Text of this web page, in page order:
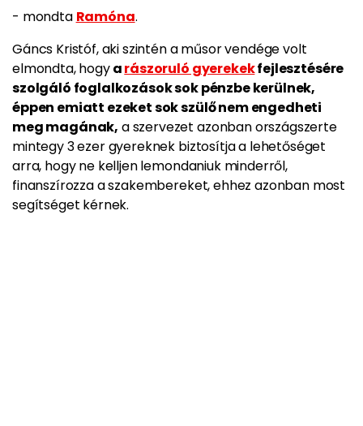
- mondta Ramóna.
Gáncs Kristóf, aki szintén a műsor vendége volt
elmondta, hogyarászoruló gyerekekfejlesztésére
szolgáló foglalkozások sok pénzbe kerülnek,
éppen emiatt ezeket sok szülő nem engedheti
meg magának, a szervezet azonban országszerte
mintegy 3 ezer gyereknek biztosítja a lehetőséget
arra, hogy ne kelljen lemondaniuk minderről,
finanszírozza a szakembereket, ehhez azonban most
segítséget kérnek.